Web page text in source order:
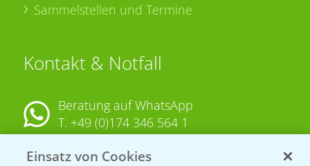
Sammelstellen und Termine
Kontakt & Notfall
Beratung auf WhatsApp
T. +49 (0)174 346 564 1
KONTAKT
Einsatz von Cookies